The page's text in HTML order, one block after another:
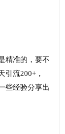
精准的，要不
流200+，
些经验分享出